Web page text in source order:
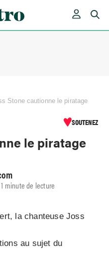
Stone cautionne le piratage
SOUTENEZ
le piratage
1 minute de lecture
la chanteuse Joss
au sujet du